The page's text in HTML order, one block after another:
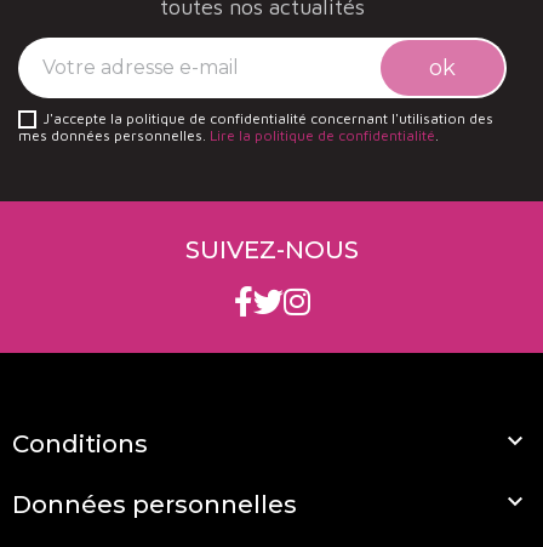
toutes nos actualités
J'accepte la politique de confidentialité concernant l'utilisation des
mes données personnelles. Lire la politique de confidentialité.
SUIVEZ-NOUS
Conditions 
Données personnelles 